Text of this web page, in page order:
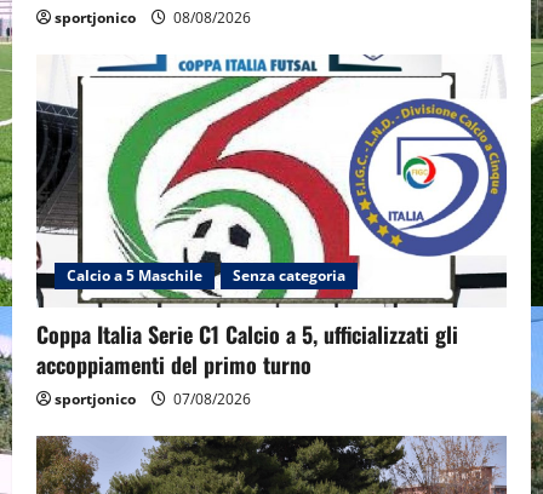
sportjonico 08/08/2026
Calcio a 5 Maschile Senza categoria
Coppa Italia Serie C1 Calcio a 5, ufficializzati gli
accoppiamenti del primo turno
sportjonico 07/08/2026